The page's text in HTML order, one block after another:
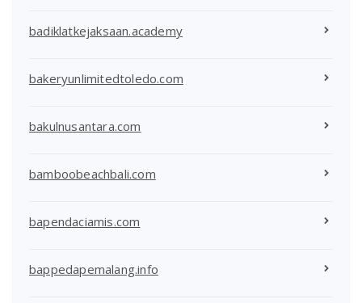
badiklatkejaksaan.academy
bakeryunlimitedtoledo.com
bakulnusantara.com
bamboobeachbali.com
bapendaciamis.com
bappedapemalang.info